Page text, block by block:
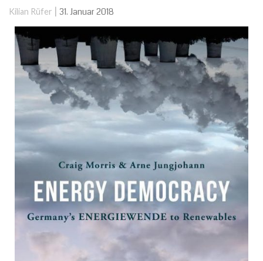
Kilian Rüfer | 31. Januar 2018